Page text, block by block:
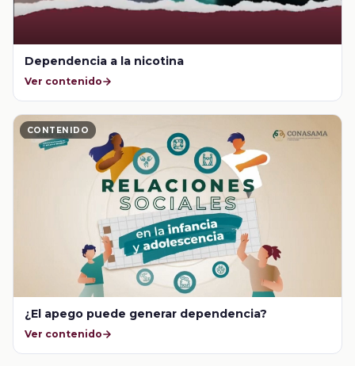
Dependencia a la nicotina
Ver contenido
CONTENIDO
¿El apego puede generar dependencia?
Ver contenido